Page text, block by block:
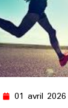
01 avril 2026